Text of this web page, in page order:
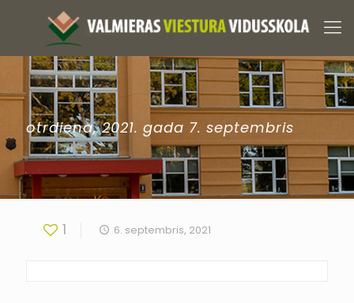
otrdiena, 2021. gada 7. septembris
1 6. septembris, 2021